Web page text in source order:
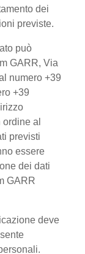
dei
previste.
può
GARR, Via
numero +39
+39
al
previsti
essere
dei dati
GARR
deve